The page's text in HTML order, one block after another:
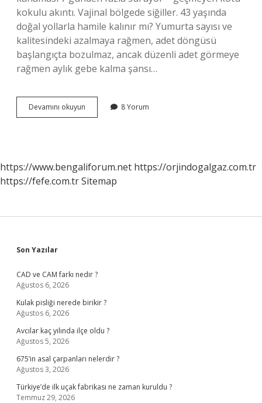
kokulu akıntı. Vajinal bölgede siğiller. 43 yaşında
doğal yollarla hamile kalınır mı? Yumurta sayısı ve
kalitesindeki azalmaya rağmen, adet döngüsü
başlangıçta bozulmaz, ancak düzenli adet görmeye
rağmen aylık gebe kalma şansı…
Devamını okuyun
Yaşından
8 Yorum
https://www.bengaliforum.net https://orjindogalgaz.com.tr
https://fefe.com.trSitemap
Sidebar
Son Yazılar
CAD ve CAM farkı nedir ?
Ağustos 6, 2026
Kulak pisliği nerede birikir ?
Ağustos 6, 2026
Avcılar kaç yılında ilçe oldu ?
Ağustos 5, 2026
675’in asal çarpanları nelerdir ?
Ağustos 3, 2026
Türkiye’de ilk uçak fabrikası ne zaman kuruldu ?
Temmuz 29, 2026